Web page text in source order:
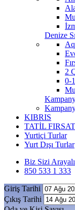
Denize
2
0-
KIBRIS
TATİL
Yurtiçi Turlar
Yurt Dışı Turlar
Biz Sizi
850 533 1 333
Giriş Tarihi
Çıkış Tarihi